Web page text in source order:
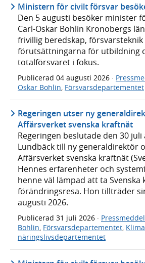
Ministern för civilt försvar
Den 5 augusti besöker minister
Carl-Oskar Bohlin Kronobergs
frivillig beredskap, försvarsteknik
förutsättningarna för utbildning
totalförsvaret i fokus.
Publicerad 04 augusti 2026 ·
Oskar Bohlin Försvarsdepartementet
Regeringen utser ny
Affärsverket svenska kraftnät
Regeringen beslutade den 30
Lundbäck till ny generaldirektör
Affärsverket svenska kraftnät
Hennes erfarenheter och
henne väl lämpad att ta Svenska
förändringsresa. Hon tillträder
augusti 2026.
Publicerad 31 juli 2026 ·
Bohlin, Försvarsdepartementet,
näringslivsdepartementet